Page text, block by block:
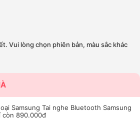
Vui lòng chọn phiên bản, màu sắc khác
Samsung Tai nghe Bluetooth Samsung
còn 890.000đ